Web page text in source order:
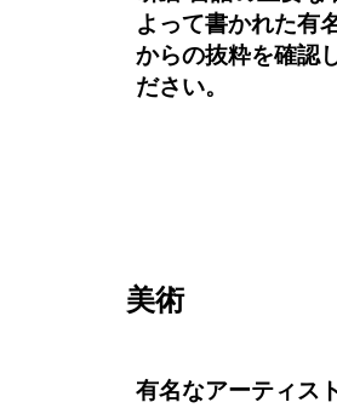
よって書かれた有
からの抜粋を確認
ださい。
美術
有名なアーティス